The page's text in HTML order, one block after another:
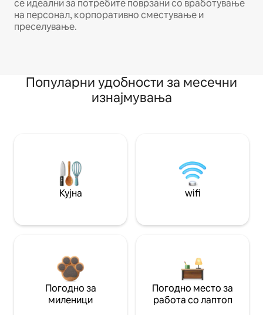
се идеални за потребите поврзани со вработување
на персонал, корпоративно сместување и
преселување.
Популарни удобности за месечни
изнајмувања
Кујна wifi
Погодно за
миленици
Погодно место за
работа со лаптоп